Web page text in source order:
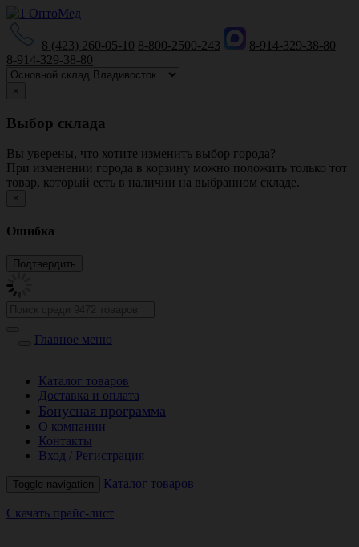
8 (423) 260-05-10 8-800-2500-243
8-914-329-38-80
8-914-329-38-80
×
Выбор склада
Вы уверены, что хотите изменить выбор города?
При изменении города в корзину можно положить только тот
товар, который есть в наличии на выбранном складе.
×
Ошибка
Главное меню
Каталог товаров
Доставка и оплата
Бонусная программа
О компании
Контакты
Вход / Регистрация
Toggle navigation Каталог товаров
Скачать прайс-лист